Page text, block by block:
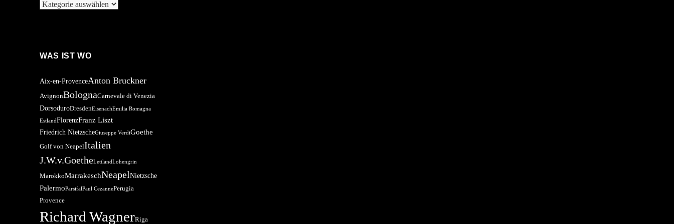
Kategorien
WAS IST WO
Aix-en-ProvenceAnton Bruckner
AvignonBolognaCarnevale di Venezia
DorsoduroDresdenEisenachEmilia Romagna
EstlandFlorenzFranz Liszt
Friedrich NietzscheGiuseppe VerdiGoethe
Golf von NeapelItalien
J.W.v.GoetheLettlandLohengrin
MarokkoMarrakeschNeapelNietzsche
PalermoParsifalPaul CezannePerugia
Provence
Richard WagnerRiga